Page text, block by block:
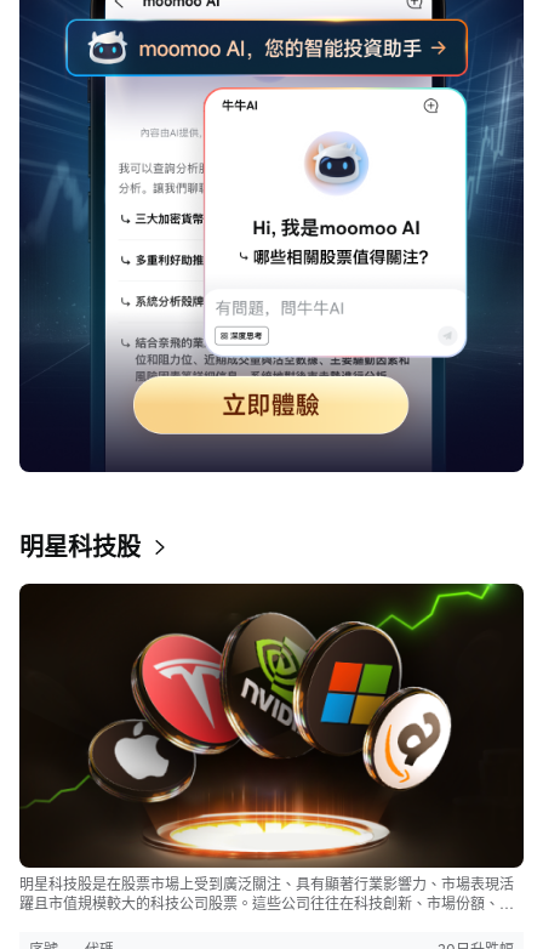
明星科技股
明星科技股是在股票市場上受到廣泛關注、具有顯著行業影響力、市場表現活
躍且市值規模較大的科技公司股票。這些公司往往在科技創新、市場份額、品
市，特別是科技行業板塊乃至全球經濟具有顯著影響。